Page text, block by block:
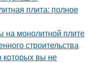
плита: полное
на монолитной плите
строительства
которых вы не